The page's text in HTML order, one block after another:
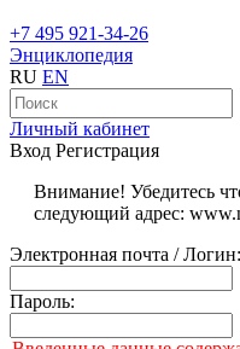
+7 495 921-34-26
Энциклопедия
RU EN
Личный кабинет
Вход Регистрация
Внимание! Убедитесь
следующий адрес:
Электронная почта / Логин:
Пароль: